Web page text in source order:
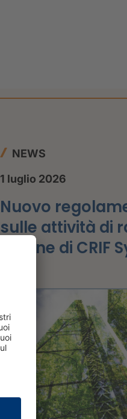
NEWS
1 luglio 2026
Nuovo
sulle attività di
visione di CRIF